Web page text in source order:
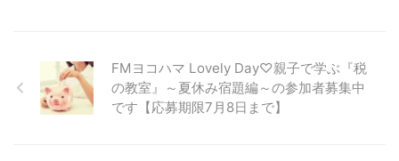
FMヨコハマ Lovely Day♡親子で学ぶ『税
の教室』～夏休み宿題編～の参加者募集中
です【応募期限7月8日まで】